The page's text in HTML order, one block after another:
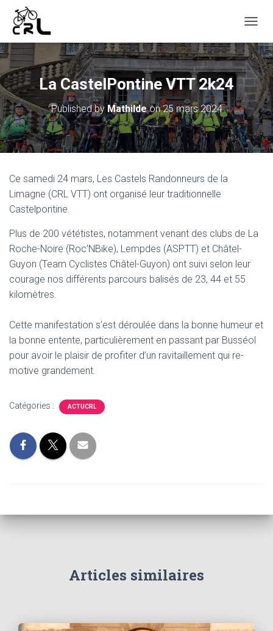
U
V
R
I
R
/
F
R
M
I
La CastelPontine VTT 2k24
Published by Mathildeon25 mars 2024
Ce samedi 24 mars, Les Castels Randonneurs de la
Limagne (CRL VTT) ont organisé leur traditionnelle
Castelpontine.
Plus de 200 vététistes, notamment venant des clubs de La
Roche-Noire (Roc’NBike), Lempdes (ASPTT) et Châtel-
Guyon (Team Cyclistes Châtel-Guyon) ont suivi selon leur
courage nos différents parcours balisés de 23, 44 et 55
kilomètres.
Cette manifestation s’est déroulée dans la bonne humeur et
la bonne entente, particulièrement en passant par Busséol
pour avoir le plaisir de profiter d’un ravitaillement qui re-
motive grandement.
Catégories : ACTUCRL
Articles similaires